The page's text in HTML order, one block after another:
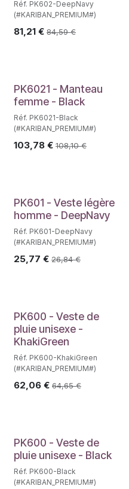
Réf. PK602-DeepNavy
(#KARIBAN_PREMIUM#)
81,21 € 84,59€
PK6021 - Manteau
femme - Black
Réf. PK6021-Black
(#KARIBAN_PREMIUM#)
103,78 € 108,10€
PK601 - Veste légère
homme - DeepNavy
Réf. PK601-DeepNavy
(#KARIBAN_PREMIUM#)
25,77 € 26,84€
PK600 - Veste de
pluie unisexe -
KhakiGreen
Réf. PK600-KhakiGreen
(#KARIBAN_PREMIUM#)
62,06 € 64,65€
PK600 - Veste de
pluie unisexe - Black
Réf. PK600-Black
(#KARIBAN_PREMIUM#)